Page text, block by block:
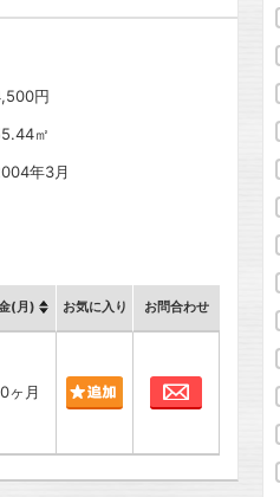
円
㎡
年3月
(月) お気に入り お問合わせ
ヶ月 お問合わせ